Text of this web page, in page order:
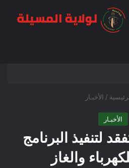
/ الأخبـار
الأخبـار
لتنفيذ البرنامج
والغاز